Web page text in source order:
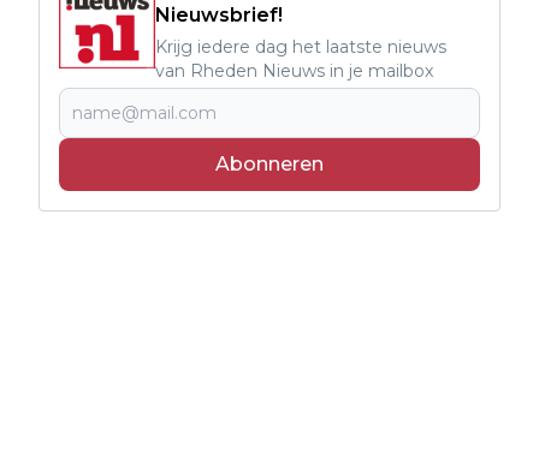
Nieuwsbrief!
Krijg iedere dag het laatste nieuws
van Rheden Nieuws in je mailbox
Abonneren